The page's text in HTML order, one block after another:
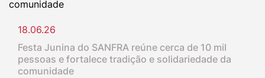
18.06.26
Festa Junina do SANFRA reúne cerca de 10 mil
pessoas e fortalece tradição e solidariedade da
comunidade